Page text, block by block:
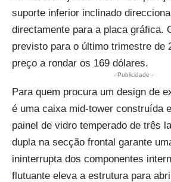
suporte inferior inclinado
directamente para a placa gráfica.
previsto para o último trimestre de
preço a rondar os 169 dólares.
- Publicidade -
Para quem procura um design de
é uma caixa mid-tower construída
painel de vidro temperado de três
dupla na secção frontal garante
ininterrupta dos componentes
flutuante eleva a estrutura para